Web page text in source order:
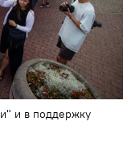
и в поддержку